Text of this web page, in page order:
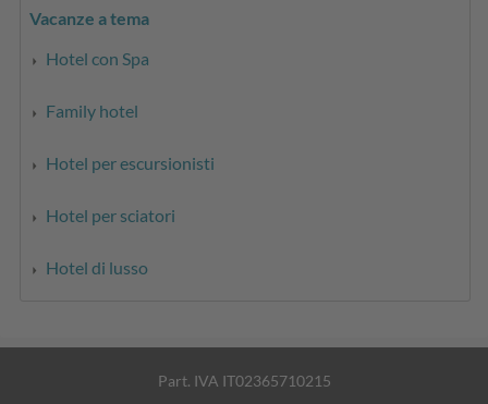
Vacanze a tema
Hotel con Spa
Family hotel
Hotel per escursionisti
Hotel per sciatori
Hotel di lusso
Part. IVA IT02365710215